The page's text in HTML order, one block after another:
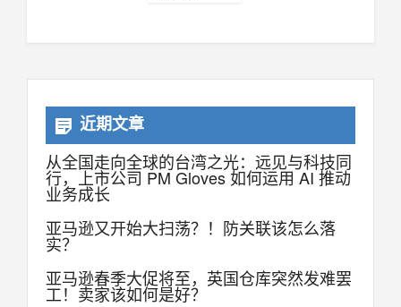
近期文章
从全国走向全球的台湾之光：远见与科技同
行，上市公司 PM Gloves 如何运用 AI 推动
业务成长
亚马逊又开始大扫荡？！防关联该怎么落
实？
亚马逊春季大促将至，英国仓库突然发难罢
工！卖家该如何是好？